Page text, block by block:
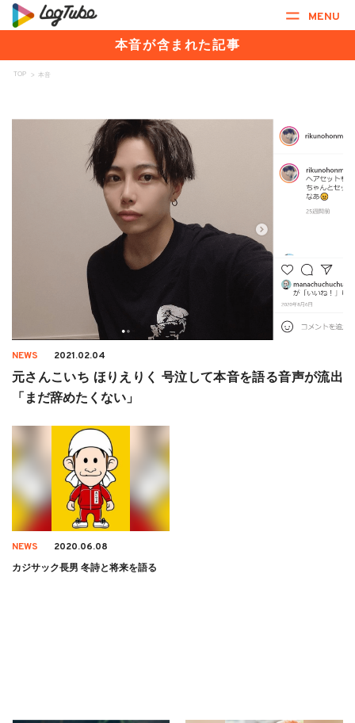
MENU
本音が含まれた記事
TOP > 本音
NEWS 2021.02.04
元さんこいち ほりえりく 号泣して本音を語る音声が流出
「まだ辞めたくない」
NEWS 2020.06.08
カジサック長男 冬詩と将来を語る